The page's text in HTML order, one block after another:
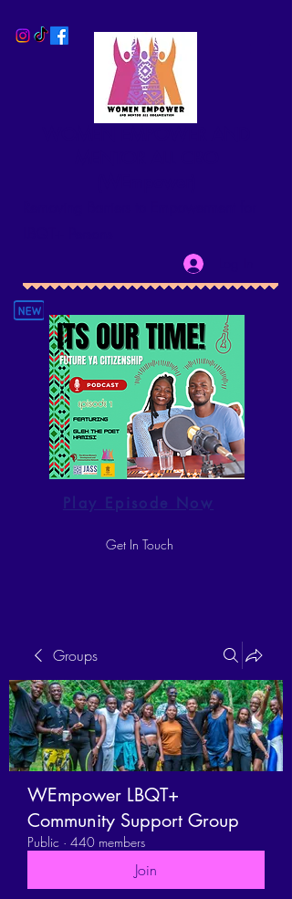
Play Episode Now
Get In Touch
Groups
WEmpower LBQT+
Community Support Group
Public · 440 members
Join